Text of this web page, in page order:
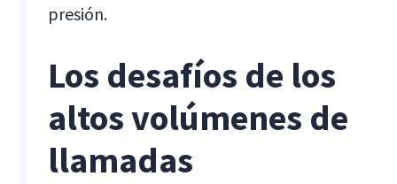
presión.
Los desafíos de los
altos volúmenes de
llamadas